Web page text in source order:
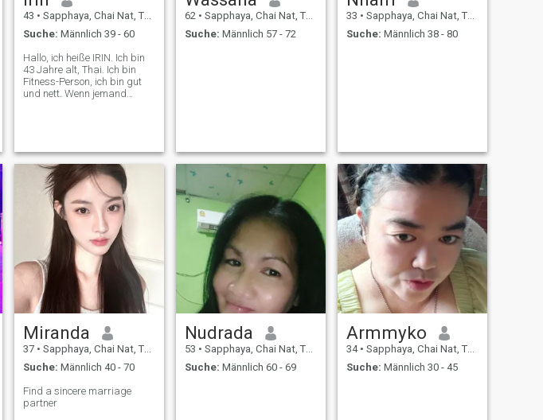
43 • Sapphaya, Chai Nat, Thailand
Suche: Männlich 39 - 60
Hallo, ich heiße IRIN. Ich bin
43 Jahre alt, Thai. Ich bin
Fitness-Person, ich bin gut
und nett. Wenn jemand
62 • Sapphaya, Chai Nat, Thailand
Suche: Männlich 57 - 72
33 • Sapphaya, Chai Nat, Thailand
Suche: Männlich 38 - 80
Miranda
37 • Sapphaya, Chai Nat, Thailand
Suche: Männlich 40 - 70
Find a sincere marriage
partner
Nudrada
53 • Sapphaya, Chai Nat, Thailand
Suche: Männlich 60 - 69
Armmyko
34 • Sapphaya, Chai Nat, Thailand
Suche: Männlich 30 - 45